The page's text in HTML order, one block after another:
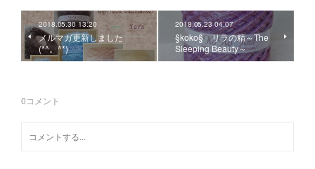
2018.05.30 13:20
メルマガ更新しました
(*^。^*)
2018.05.23 04:07
§koko§ リラの精～The
Sleeping Beauty～
0コメント